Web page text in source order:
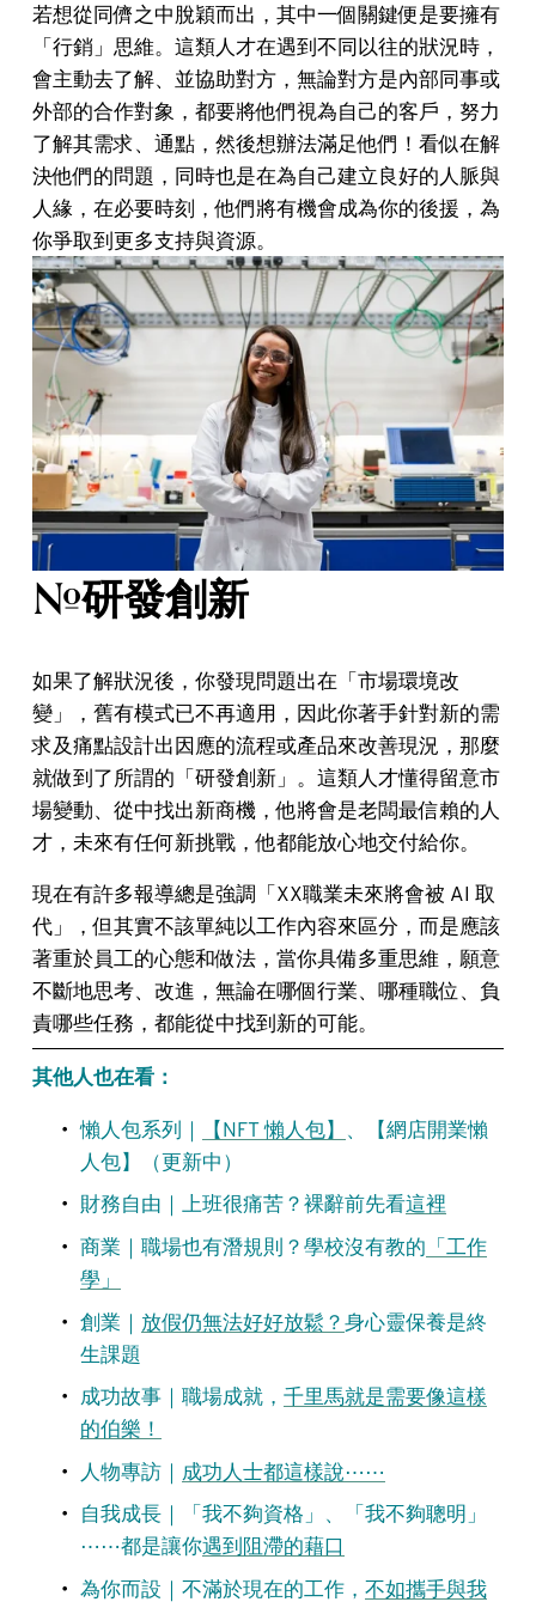
若想從同儕之中脫穎而出，其中一個關鍵便是要擁有
「行銷」思維。這類人才在遇到不同以往的狀況時，
會主動去了解、並協助對方，無論對方是內部同事或
外部的合作對象，都要將他們視為自己的客戶，努力
了解其需求、通點，然後想辦法滿足他們！看似在解
決他們的問題，同時也是在為自己建立良好的人脈與
人緣，在必要時刻，他們將有機會成為你的後援，為
你爭取到更多支持與資源。
#研發創新
如果了解狀況後，你發現問題出在「市場環境改
變」，舊有模式已不再適用，因此你著手針對新的需
求及痛點設計出因應的流程或產品來改善現況，那麼
就做到了所謂的「研發創新」。這類人才懂得留意市
場變動、從中找出新商機，他將會是老闆最信賴的人
才，未來有任何新挑戰，他都能放心地交付給你。
現在有許多報導總是強調「XX職業未來將會被 AI 取
代」，但其實不該單純以工作內容來區分，而是應該
著重於員工的心態和做法，當你具備多重思維，願意
不斷地思考、改進，無論在哪個行業、哪種職位、負
責哪些任務，都能從中找到新的可能。
其他人也在看：
懶人包系列｜ 【NFT 懶人包】
、【網店開業懶
人包】（更新中）
財務自由｜上班很痛苦？裸辭前先看這裡
商業｜職場也有潛規則？學校沒有教的 「工作
學」
創業｜ 放假仍無法好好放鬆？ 身心靈保養是終
生課題
成功故事｜職場成就， 千里馬就是需要像這樣
的伯樂！
人物專訪｜ 成功人士都這樣說⋯⋯
自我成長｜「我不夠資格」、「我不夠聰明」
⋯⋯都是讓你遇到阻滯的藉口
為你而設｜不滿於現在的工作， 不如攜手與我